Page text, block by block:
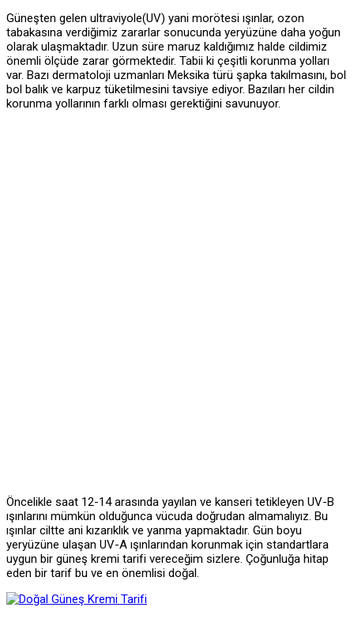
Güneşten gelen ultraviyole(UV) yani morötesi ışınlar, ozon
tabakasına verdiğimiz zararlar sonucunda yeryüzüne daha yoğun
olarak ulaşmaktadır. Uzun süre maruz kaldığımız halde cildimiz
önemli ölçüde zarar görmektedir. Tabii ki çeşitli korunma yolları
var. Bazı dermatoloji uzmanları Meksika türü şapka takılmasını, bol
bol balık ve karpuz tüketilmesini tavsiye ediyor. Bazıları her cildin
korunma yollarının farklı olması gerektiğini savunuyor.
Öncelikle saat 12-14 arasında yayılan ve kanseri tetikleyen UV-B
ışınlarını mümkün olduğunca vücuda doğrudan almamalıyız. Bu
ışınlar ciltte ani kızarıklık ve yanma yapmaktadır. Gün boyu
yeryüzüne ulaşan UV-A ışınlarından korunmak için standartlara
uygun bir güneş kremi tarifi vereceğim sizlere. Çoğunluğa hitap
eden bir tarif bu ve en önemlisi doğal.